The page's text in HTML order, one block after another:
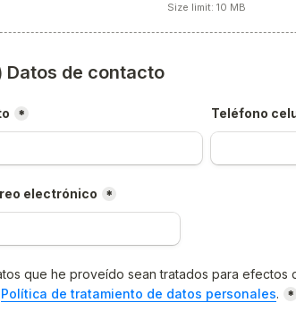
Size limit: 10 MB
Datos de contacto
* Teléfono
electrónico *
que he proveído sean tratados para efectos
Política de tratamiento de datos personales. *